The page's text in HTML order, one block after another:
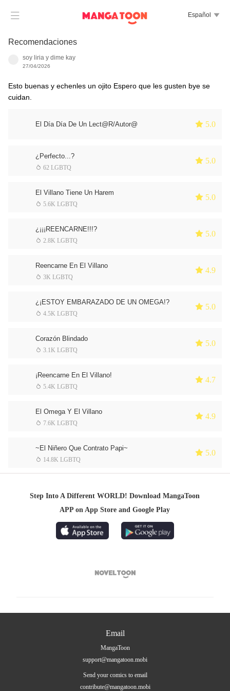
 Español 
Recomendaciones
soy liria y dime kay
27/04/2026
Esto buenas y echenles un ojito Espero que les gusten bye se
cuidan.
El Día Día De Un Lect@R/Autor@  5.0
¿Perfecto...?
 62 LGBTQ
 5.0
El Villano Tiene Un Harem
 5.6K LGBTQ
 5.0
¿¡¡¡REENCARNE!!!?
 2.8K LGBTQ
 5.0
Reencarne En El Villano
 3K LGBTQ
 4.9
¿¡ESTOY EMBARAZADO DE UN OMEGA!?
 4.5K LGBTQ
 5.0
Corazón Blindado
 3.1K LGBTQ
 5.0
¡Reencarne En El Villano!
 5.4K LGBTQ
 4.7
El Omega Y El Villano
 7.6K LGBTQ
 4.9
~El Niñero Que Contrato Papi~
 14.8K LGBTQ
 5.0
Step Into A Different WORLD! Download MangaToon
APP on App Store and Google Play

Email
MangaToon
support@mangatoon.mobi
Send your comics to email
contribute@mangatoon.mobi